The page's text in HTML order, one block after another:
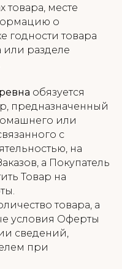
товара, месте
о
годности товара
или разделе
обязуется
предназначенный
или
с
на
а Покупатель
Товар на
товара, а
условия Оферты
сведений,
при